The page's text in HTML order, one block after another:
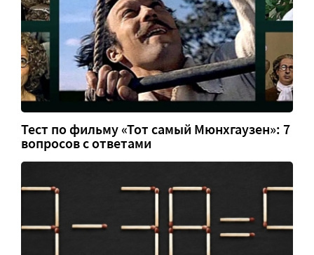
Тест по фильму «Тот самый Мюнхгаузен»: 7
вопросов с ответами